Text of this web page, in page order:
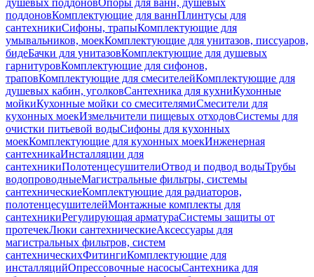
душевых поддоновОпоры для ванн, душевых
поддоновКомплектующие для ваннПлинтусы для
сантехникиСифоны, трапыКомплектующие для
умывальников, моекКомплектующие для унитазов, писсуаров,
бидеБачки для унитазовКомплектующие для душевых
гарнитуровКомплектующие для сифонов,
траповКомплектующие для смесителейКомплектующие для
душевых кабин, уголковСантехника для кухниКухонные
мойкиКухонные мойки со смесителямиСмесители для
кухонных моекИзмельчители пищевых отходовСистемы для
очистки питьевой водыСифоны для кухонных
моекКомплектующие для кухонных моекИнженерная
сантехникаИнсталляции для
сантехникиПолотенцесушителиОтвод и подвод водыТрубы
водопроводныеМагистральные фильтры, системы
сантехническиеКомплектующие для радиаторов,
полотенцесушителейМонтажные комплекты для
сантехникиРегулирующая арматураСистемы защиты от
протечекЛюки сантехническиеАксессуары для
магистральных фильтров, систем
сантехническихФитингиКомплектующие для
инсталляцийОпрессовочные насосыСантехника для